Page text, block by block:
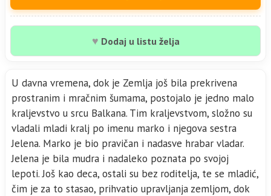
♥ Dodaj u listu želja
U davna vremena, dok je Zemlja još bila prekrivena
prostranim i mračnim šumama, postojalo je jedno malo
kraljevstvo u srcu Balkana. Tim kraljevstvom, složno su
vladali mladi kralj po imenu marko i njegova sestra
Jelena. Marko je bio pravičan i nadasve hrabar vladar.
Jelena je bila mudra i nadaleko poznata po svojoj
lepoti. Još kao deca, ostali su bez roditelja, te se mladić,
čim je za to stasao, prihvatio upravljanja zemljom, dok